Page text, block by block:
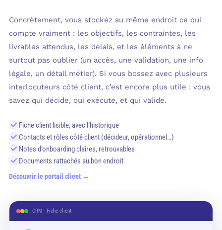
Concrètement, vous stockez au même endroit ce qui
compte vraiment : les objectifs, les contraintes, les
livrables attendus, les délais, et les éléments à ne
surtout pas oublier (un accès, une validation, une info
légale, un détail métier). Si vous bossez avec plusieurs
interlocuteurs côté client, c’est encore plus utile : vous
savez qui décide, qui exécute, et qui valide.
Fiche client lisible, avec l’historique
Contacts et rôles côté client (décideur, opérationnel…)
Notes d’onboarding claires, retrouvables
Documents rattachés au bon endroit
Découvrir le portail client →
CRM · Fiche client